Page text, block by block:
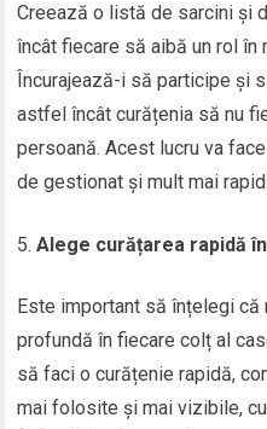
Creează o listă de sarcini și
încât fiecare să aibă un rol în
Încurajează-i să participe și
astfel încât curățenia să nu
persoană. Acest lucru va
de gestionat și mult mai
Alege curățarea rapidă
Este important să înțelegi
profundă în fiecare colț al
să faci o curățenie rapidă,
mai folosite și mai vizibile,